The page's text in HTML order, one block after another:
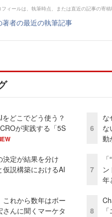
フィールは、執筆時点、または直近の記事の寄
著者の最近の執筆記事
どこでどう使う？
が実践する「5S
決定が結果を分け
説構築におけるAI
これから数年はボー
んに聞くマーケタ
6
な
な
動
7
年
8